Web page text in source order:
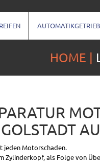
REIFEN
HOME
jeden Motorschaden.
als Folge von